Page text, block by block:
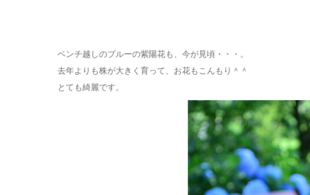
ベンチ越しのブルーの紫陽花も、今が見頃・・・。
去年よりも株が大きく育って、お花もこんもり＾＾
とても綺麗です。